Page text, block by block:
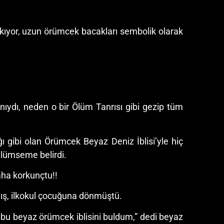
uzun örümcek bacakları sembolik olarak
neden o bir Ölüm Tanrısı gibi gezip tüm
olan Örümcek Beyaz Deniz İblisi’yle hiç
belirdi.
korkunçtu!!
ilkokul çocuğuna dönmüştü.
beyaz örümcek iblisini buldum,” dedi beyaz